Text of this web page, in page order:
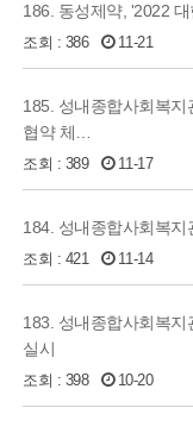
186. 동성제약, '2022
조회 : 386 11-21
185. 성내종합사회복지
협약 체…
조회 : 389 11-17
184. 성내종합사회복
조회 : 421 11-14
183. 성내종합사회복
실시
조회 : 398 10-20